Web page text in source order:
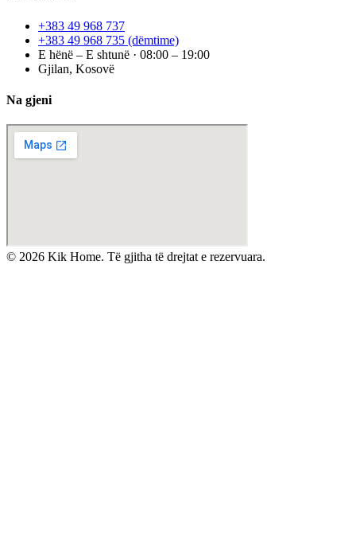
+383 49 968 737
+383 49 968 735 (dëmtime)
E hënë – E shtunë · 08:00 – 19:00
Gjilan, Kosovë
Na gjeni
© 2026 Kik Home. Të gjitha të drejtat e rezervuara.